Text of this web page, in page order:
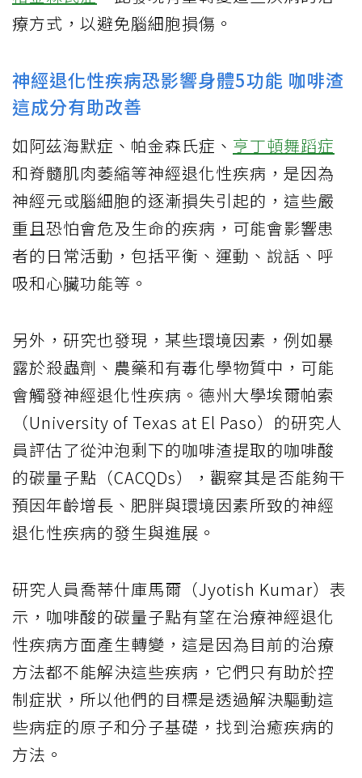
療方式，以避免腦細胞損傷。
神經退化性疾病恐影響身體5功能 咖啡渣
這成分有助改善
如阿茲海默症、帕金森氏症、 亨丁頓舞蹈症
和脊髓肌肉萎縮等神經退化性疾病，是因為
神經元或腦細胞的逐漸損失引起的，這些嚴
重且恐怕會危及生命的疾病，可能會影響患
者的日常活動，包括平衡、運動、說話、呼
吸和心臟功能等。
另外，研究也發現，某些環境因素，例如暴
露於殺蟲劑、農藥和有毒化學物質中，可能
會觸發神經退化性疾病。德州大學埃爾帕索
（University of Texas at El Paso）的研究人
員評估了從沖泡剩下的咖啡渣提取的咖啡酸
的碳量子點（CACQDs），觀察其是否能夠干
預因年齡增長、肥胖與環境因素所致的神經
退化性疾病的發生與進展。
研究人員喬蒂什庫馬爾（Jyotish Kumar）表
示，咖啡酸的碳量子點有望在治療神經退化
性疾病方面產生轉變，這是因為目前的治療
方法都不能解決這些疾病，它們只有助於控
制症狀，所以他們的目標是透過解決驅動這
些病症的原子和分子基礎，找到治癒疾病的
方法。